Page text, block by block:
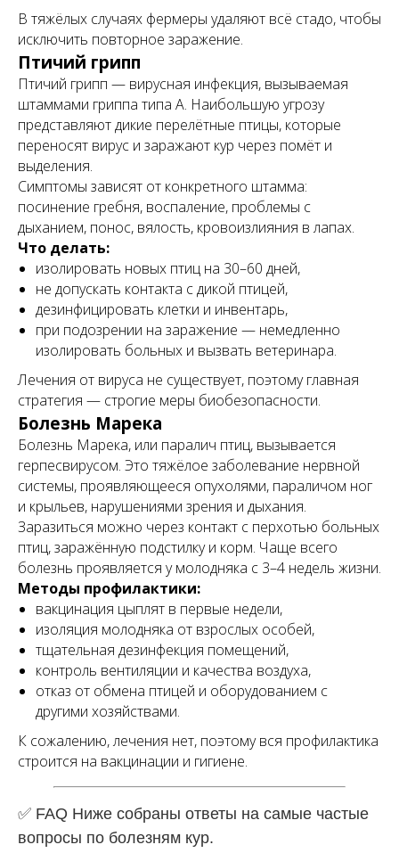
В тяжёлых случаях фермеры удаляют всё стадо, чтобы
исключить повторное заражение.
Птичий грипп
Птичий грипп — вирусная инфекция, вызываемая
штаммами гриппа типа А. Наибольшую угрозу
представляют дикие перелётные птицы, которые
переносят вирус и заражают кур через помёт и
выделения.
Симптомы зависят от конкретного штамма:
посинение гребня, воспаление, проблемы с
дыханием, понос, вялость, кровоизлияния в лапах.
Что делать:
изолировать новых птиц на 30–60 дней,
не допускать контакта с дикой птицей,
дезинфицировать клетки и инвентарь,
при подозрении на заражение — немедленно
изолировать больных и вызвать ветеринара.
Лечения от вируса не существует, поэтому главная
стратегия — строгие меры биобезопасности.
Болезнь Марека
Болезнь Марека, или паралич птиц, вызывается
герпесвирусом. Это тяжёлое заболевание нервной
системы, проявляющееся опухолями, параличом ног
и крыльев, нарушениями зрения и дыхания.
Заразиться можно через контакт с перхотью больных
птиц, заражённую подстилку и корм. Чаще всего
болезнь проявляется у молодняка с 3–4 недель жизни.
Методы профилактики:
вакцинация цыплят в первые недели,
изоляция молодняка от взрослых особей,
тщательная дезинфекция помещений,
контроль вентиляции и качества воздуха,
отказ от обмена птицей и оборудованием с
другими хозяйствами.
К сожалению, лечения нет, поэтому вся профилактика
строится на вакцинации и гигиене.
✅ FAQ Ниже собраны ответы на самые частые
вопросы по болезням кур.